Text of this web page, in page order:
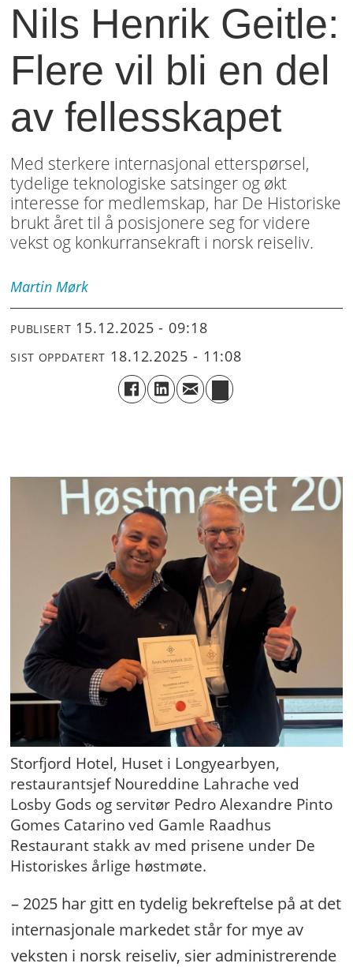
Nils Henrik Geitle:
Flere vil bli en del
av fellesskapet
Med sterkere internasjonal etterspørsel,
tydelige teknologiske satsinger og økt
interesse for medlemskap, har De Historiske
brukt året til å posisjonere seg for videre
vekst og konkurransekraft i norsk reiseliv.
Martin Mørk
PUBLISERT 15.12.2025 - 09:18
SIST OPPDATERT 18.12.2025 - 11:08
Storfjord Hotel, Huset i Longyearbyen,
restaurantsjef Noureddine Lahrache ved
Losby Gods og servitør Pedro Alexandre Pinto
Gomes Catarino ved Gamle Raadhus
Restaurant stakk av med prisene under De
Historiskes årlige høstmøte.
– 2025 har gitt en tydelig bekreftelse på at det
internasjonale markedet står for mye av
veksten i norsk reiseliv, sier administrerende